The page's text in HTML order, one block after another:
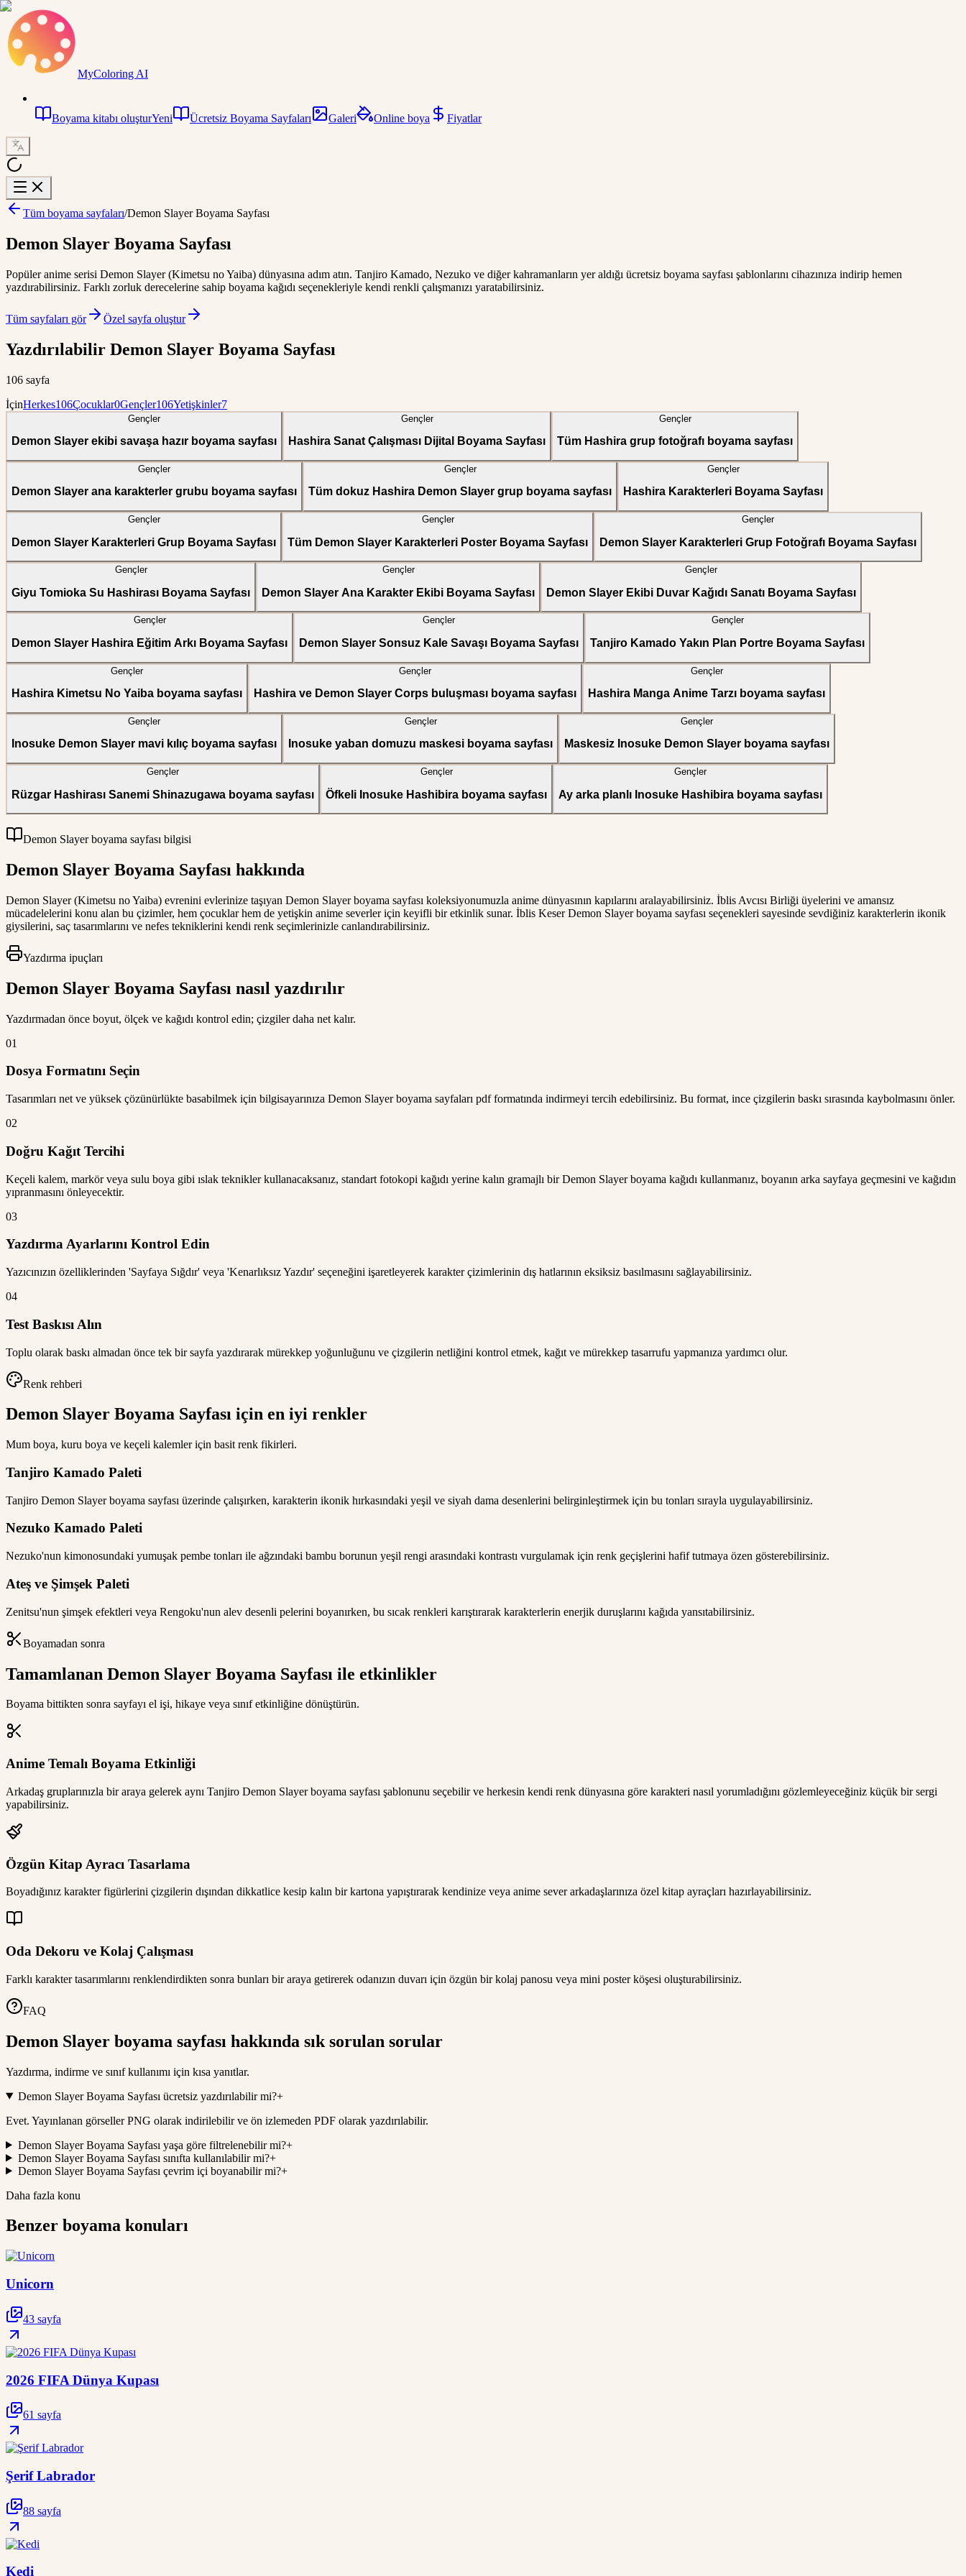
MyColoring AI
Boyama kitabı oluşturYeni Ücretsiz Boyama Sayfaları Galeri Online boya Fiyatlar
Tüm boyama sayfaları/Demon Slayer Boyama Sayfası
Demon Slayer Boyama Sayfası
Popüler anime serisi Demon Slayer (Kimetsu no Yaiba) dünyasına adım atın. Tanjiro Kamado, Nezuko ve diğer kahramanların yer aldığı ücretsiz boyama sayfası şablonlarını cihazınıza indirip hemen
yazdırabilirsiniz. Farklı zorluk derecelerine sahip boyama kağıdı seçenekleriyle kendi renkli çalışmanızı yaratabilirsiniz.
Tüm sayfaları gör Özel sayfa oluştur
Yazdırılabilir Demon Slayer Boyama Sayfası
106 sayfa
İçinHerkes106Çocuklar0Gençler106Yetişkinler7
Gençler
Demon Slayer ekibi savaşa hazır boyama sayfası
Gençler
Hashira Sanat Çalışması Dijital Boyama Sayfası
Gençler
Tüm Hashira grup fotoğrafı boyama sayfası
Gençler
Demon Slayer ana karakterler grubu boyama sayfası
Gençler
Tüm dokuz Hashira Demon Slayer grup boyama sayfası
Gençler
Hashira Karakterleri Boyama Sayfası
Gençler
Demon Slayer Karakterleri Grup Boyama Sayfası
Gençler
Tüm Demon Slayer Karakterleri Poster Boyama Sayfası
Gençler
Demon Slayer Karakterleri Grup Fotoğrafı Boyama Sayfası
Gençler
Giyu Tomioka Su Hashirası Boyama Sayfası
Gençler
Demon Slayer Ana Karakter Ekibi Boyama Sayfası
Gençler
Demon Slayer Ekibi Duvar Kağıdı Sanatı Boyama Sayfası
Gençler
Demon Slayer Hashira Eğitim Arkı Boyama Sayfası
Gençler
Demon Slayer Sonsuz Kale Savaşı Boyama Sayfası
Gençler
Tanjiro Kamado Yakın Plan Portre Boyama Sayfası
Gençler
Hashira Kimetsu No Yaiba boyama sayfası
Gençler
Hashira ve Demon Slayer Corps buluşması boyama sayfası
Gençler
Hashira Manga Anime Tarzı boyama sayfası
Gençler
Inosuke Demon Slayer mavi kılıç boyama sayfası
Gençler
Inosuke yaban domuzu maskesi boyama sayfası
Gençler
Maskesiz Inosuke Demon Slayer boyama sayfası
Gençler
Rüzgar Hashirası Sanemi Shinazugawa boyama sayfası
Gençler
Öfkeli Inosuke Hashibira boyama sayfası
Gençler
Ay arka planlı Inosuke Hashibira boyama sayfası
Demon Slayer boyama sayfası bilgisi
Demon Slayer Boyama Sayfası hakkında
Demon Slayer (Kimetsu no Yaiba) evrenini evlerinize taşıyan Demon Slayer boyama sayfası koleksiyonumuzla anime dünyasının kapılarını aralayabilirsiniz. İblis Avcısı Birliği üyelerini ve amansız
mücadelelerini konu alan bu çizimler, hem çocuklar hem de yetişkin anime severler için keyifli bir etkinlik sunar. İblis Keser Demon Slayer boyama sayfası seçenekleri sayesinde sevdiğiniz karakterlerin ikonik
giysilerini, saç tasarımlarını ve nefes tekniklerini kendi renk seçimlerinizle canlandırabilirsiniz.
Yazdırma ipuçları
Demon Slayer Boyama Sayfası nasıl yazdırılır
Yazdırmadan önce boyut, ölçek ve kağıdı kontrol edin; çizgiler daha net kalır.
01
Dosya Formatını Seçin
Tasarımları net ve yüksek çözünürlükte basabilmek için bilgisayarınıza Demon Slayer boyama sayfaları pdf formatında indirmeyi tercih edebilirsiniz. Bu format, ince çizgilerin baskı sırasında kaybolmasını önler.
02
Doğru Kağıt Tercihi
Keçeli kalem, markör veya sulu boya gibi ıslak teknikler kullanacaksanız, standart fotokopi kağıdı yerine kalın gramajlı bir Demon Slayer boyama kağıdı kullanmanız, boyanın arka sayfaya geçmesini ve kağıdın
yıpranmasını önleyecektir.
03
Yazdırma Ayarlarını Kontrol Edin
Yazıcınızın özelliklerinden 'Sayfaya Sığdır' veya 'Kenarlıksız Yazdır' seçeneğini işaretleyerek karakter çizimlerinin dış hatlarının eksiksiz basılmasını sağlayabilirsiniz.
04
Test Baskısı Alın
Toplu olarak baskı almadan önce tek bir sayfa yazdırarak mürekkep yoğunluğunu ve çizgilerin netliğini kontrol etmek, kağıt ve mürekkep tasarrufu yapmanıza yardımcı olur.
Renk rehberi
Demon Slayer Boyama Sayfası için en iyi renkler
Mum boya, kuru boya ve keçeli kalemler için basit renk fikirleri.
Tanjiro Kamado Paleti
Tanjiro Demon Slayer boyama sayfası üzerinde çalışırken, karakterin ikonik hırkasındaki yeşil ve siyah dama desenlerini belirginleştirmek için bu tonları sırayla uygulayabilirsiniz.
Nezuko Kamado Paleti
Nezuko'nun kimonosundaki yumuşak pembe tonları ile ağzındaki bambu borunun yeşil rengi arasındaki kontrastı vurgulamak için renk geçişlerini hafif tutmaya özen gösterebilirsiniz.
Ateş ve Şimşek Paleti
Zenitsu'nun şimşek efektleri veya Rengoku'nun alev desenli pelerini boyanırken, bu sıcak renkleri karıştırarak karakterlerin enerjik duruşlarını kağıda yansıtabilirsiniz.
Boyamadan sonra
Tamamlanan Demon Slayer Boyama Sayfası ile etkinlikler
Boyama bittikten sonra sayfayı el işi, hikaye veya sınıf etkinliğine dönüştürün.
Anime Temalı Boyama Etkinliği
Arkadaş gruplarınızla bir araya gelerek aynı Tanjiro Demon Slayer boyama sayfası şablonunu seçebilir ve herkesin kendi renk dünyasına göre karakteri nasıl yorumladığını gözlemleyeceğiniz küçük bir sergi
yapabilirsiniz.
Özgün Kitap Ayracı Tasarlama
Boyadığınız karakter figürlerini çizgilerin dışından dikkatlice kesip kalın bir kartona yapıştırarak kendinize veya anime sever arkadaşlarınıza özel kitap ayraçları hazırlayabilirsiniz.
Oda Dekoru ve Kolaj Çalışması
Farklı karakter tasarımlarını renklendirdikten sonra bunları bir araya getirerek odanızın duvarı için özgün bir kolaj panosu veya mini poster köşesi oluşturabilirsiniz.
FAQ
Demon Slayer boyama sayfası hakkında sık sorulan sorular
Yazdırma, indirme ve sınıf kullanımı için kısa yanıtlar.
Demon Slayer Boyama Sayfası ücretsiz yazdırılabilir mi?+
Evet. Yayınlanan görseller PNG olarak indirilebilir ve ön izlemeden PDF olarak yazdırılabilir.
Demon Slayer Boyama Sayfası yaşa göre filtrelenebilir mi?+
Demon Slayer Boyama Sayfası sınıfta kullanılabilir mi?+
Demon Slayer Boyama Sayfası çevrim içi boyanabilir mi?+
Daha fazla konu
Benzer boyama konuları
Unicorn
43 sayfa
2026 FIFA Dünya Kupası
61 sayfa
Şerif Labrador
88 sayfa
Kedi